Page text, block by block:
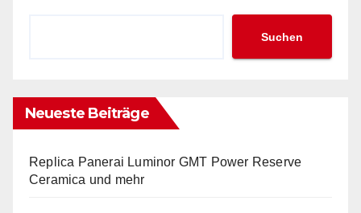
Suchen
Neueste Beiträge
Replica Panerai Luminor GMT Power Reserve
Ceramica und mehr